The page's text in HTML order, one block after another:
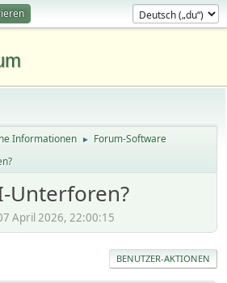
Informationen ► Forum-Software
Unterforen?
April 2026, 22:00:15
BENUTZER-AKTIONEN